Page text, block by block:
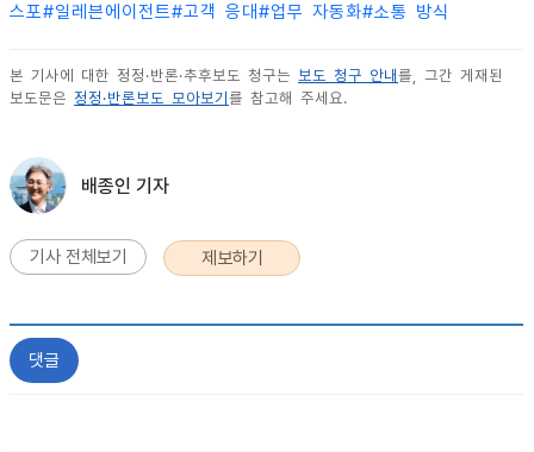
스포#일레븐에이전트#고객 응대#업무 자동화#소통 방식
본 기사에 대한 정정·반론·추후보도 청구는 보도 청구 안내 를, 그간 게재된
보도문은 정정·반론보도 모아보기 를 참고해 주세요.
배종인 기자
기사 전체보기 제보하기
댓글